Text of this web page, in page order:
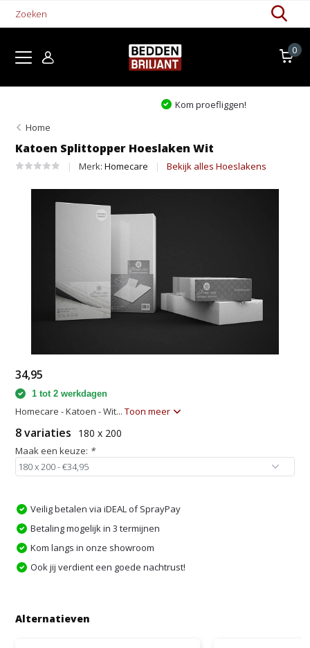
0
Kom proefliggen!
Home
Katoen Splittopper Hoeslaken Wit
Merk:Homecare Bekijk alles Hoeslakens
34,95
1 tot 2 werkdagen
Homecare - Katoen - Wit...Toon meer
8 variaties 180 x 200
Maak een keuze: *
Veilig betalen via iDEAL of SprayPay
Betaling mogelijk in 3 termijnen
Kom langs in onze showroom
Ook jij verdient een goede nachtrust!
Alternatieven